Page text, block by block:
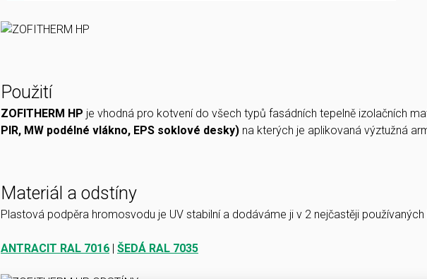
Použití
ZOFITHERM HP je vhodná pro kotvení do všech typů fasádních tepelně izolačních
PIR, MW podélné vlákno, EPS soklové desky) na kterých je aplikovaná výztužná
Materiál a odstíny
Plastová podpěra hromosvodu je UV stabilní a dodáváme ji v 2 nejčastěji používaných
ANTRACIT RAL 7016 | ŠEDÁ RAL 7035